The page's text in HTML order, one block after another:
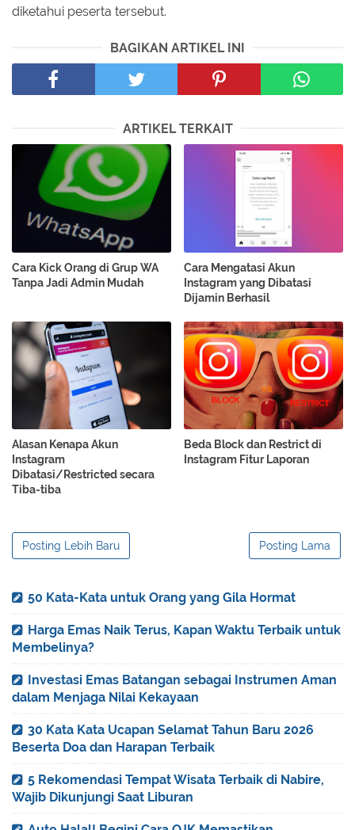
diketahui peserta tersebut.
BAGIKAN ARTIKEL INI
ARTIKEL TERKAIT
Cara Kick Orang di Grup WA
Tanpa Jadi Admin Mudah
Cara Mengatasi Akun
Instagram yang Dibatasi
Dijamin Berhasil
Alasan Kenapa Akun
Instagram
Dibatasi/Restricted secara
Tiba-tiba
Beda Block dan Restrict di
Instagram Fitur Laporan
Posting Lebih Baru Posting Lama
50 Kata-Kata untuk Orang yang Gila Hormat
Harga Emas Naik Terus, Kapan Waktu Terbaik untuk
Membelinya?
Investasi Emas Batangan sebagai Instrumen Aman
dalam Menjaga Nilai Kekayaan
30 Kata Kata Ucapan Selamat Tahun Baru 2026
Beserta Doa dan Harapan Terbaik
5 Rekomendasi Tempat Wisata Terbaik di Nabire,
Wajib Dikunjungi Saat Liburan